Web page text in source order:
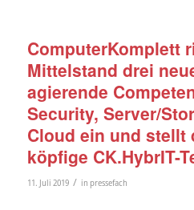
ComputerKomplett
Mittelstand drei
agierende
Security, Server/
Cloud ein und stellt
köpfige CK.HybrIT-
11. Juli 2019 / in pressefach